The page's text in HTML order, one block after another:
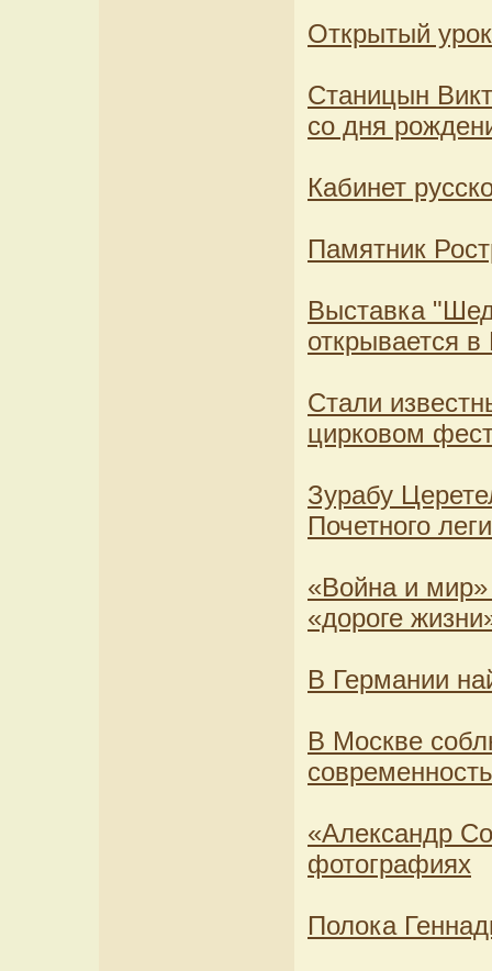
Открытый
Станицын
со дня
Кабинет
Памятник
Выставка
открывается в
Стали
цирковом
Зурабу
Почетного
«Война и
«дороге
В Германии
В Москве
современность
«Александр
фотографиях
Полока